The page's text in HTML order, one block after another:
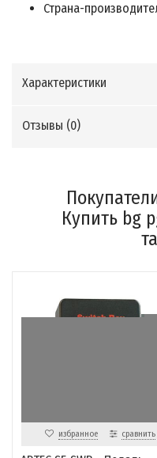
Страна-
Характеристики
Отзывы (0)
Купить bg
избранное сравнить